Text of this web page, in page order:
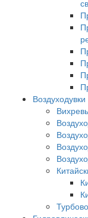
Воздуходувки